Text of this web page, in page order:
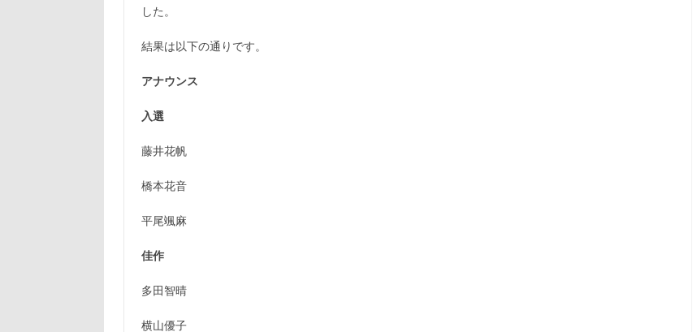
した。
結果は以下の通りです。
アナウンス
入選
藤井花帆
橋本花音
平尾颯麻
佳作
多田智晴
横山優子